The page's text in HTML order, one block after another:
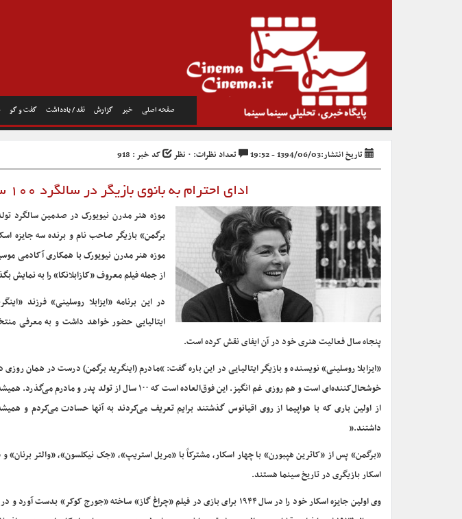
صفحه اصلی خبر گزارش نقد / یادداشت گفت و گو
تاریخ انتشار:1394/06/03 - 19:52 تعداد نظرات: ۰ نظر کد خبر : 918
ادای احترام به بانوی بازیگر در سالگرد ۱۰۰ سالگی‌اش
موزه هنر مدرن نیویورک در صدمین سالگرد
از جمله فیلم معروف «کازابلانکا» را به نمایش
در این برنامه «ایزابلا روسلینی» فرزند
پنجاه سال فعالیت هنری خود در آن ایفای نقش کرده است.
«ایزابلا روسلینی» نویسنده و بازیگر ایتالیایی در این باره گفت: “مادرم (اینگرید برگمن) درست در همان
خوشحال‌کننده‌ای است و هم روزی غم انگیز. این فوق‌العاده است که
از اولین باری که با هواپیما از روی اقیانوس گذشتند برایم تعریف می‌کردند به آنها حسادت می‌کردم و
داشتند.”
«برگمن» پس از «کاترین هپبورن» با چهار اسکار، مشترکاً با «مریل استریپ»، «جک نیکلسون»، «والتر
اسکار بازیگری در تاریخ سینما هستند.